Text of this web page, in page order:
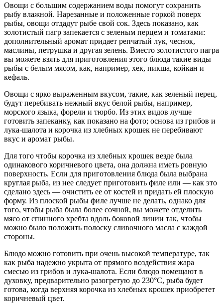
Овощи с большим содержанием воды помогут сохранить
рыбу влажной. Нарезанные и положенные горкой поверх
рыбы, овощи отдадут рыбе свой сок. Здесь показано, как
золотистый пагр запекается с зеленым перцем и томатами:
дополнительный аромат придает репчатый лук, чеснок,
маслины, петрушка и другая зелень. Вместо золотистого пагра
вы можете взять для приготовления этого блюда такие виды
рыбы с белым мясом, как, например, хек, пикша, койкан и
кефаль.
Овощи с ярко выраженным вкусом, такие, как зеленый перец,
будут перебивать нежный вкус белой рыбы, например,
морского языка, форели и тюрбо. Из этих видов лучше
готовить запеканку, как показано на фото; основа из грибов и
лука-шалота и корочка из хлебных крошек не перебивают
вкус и аромат рыбы.
Для того чтобы корочка из хлебных крошек везде была
одинакового коричневого цвета, она должна иметь ровную
поверхность. Если для приготовления блюда была выбрана
круглая рыба, из нее следует приготовить филе или — как это
сделано здесь — очистить ее от костей и придать ей плоскую
форму. Из плоской рыбы филе лучше не делать, однако для
того, чтобы рыба была более сочной, вы можете отделить
мясо от спинного хребта вдоль боковой линии так, чтобы
можно было положить полоску сливочного масла с каждой
стороны.
Блюдо можно готовить при очень высокой температуре, так
как рыба надежно укрыта от прямого воздействия жара
смесью из грибов и лука-шалота. Если блюдо помещают в
духовку, предварительно разогретую до 230°С, рыба будет
готова, когда верхняя корочка из хлебных крошек приобретет
коричневый цвет.